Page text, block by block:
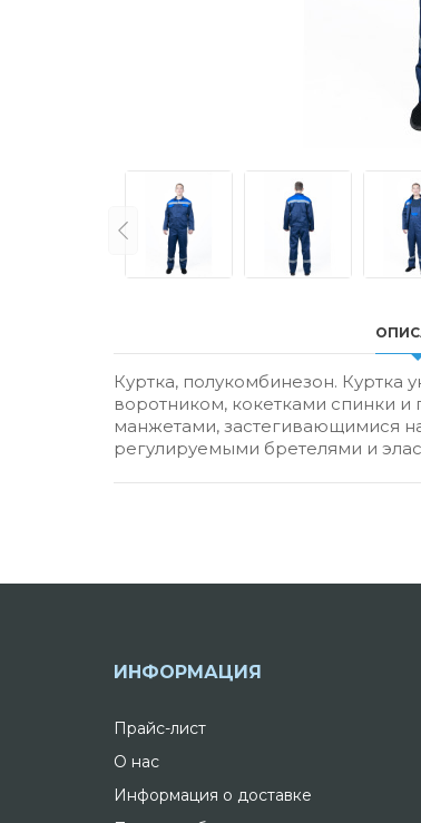
Куртка, полукомбинезон.
воротником, кокетками спинки
манжетами, застегивающимися
регулируемыми бретелями и
ИНФОРМАЦИЯ
Прайс-лист
О нас
Информация о доставке